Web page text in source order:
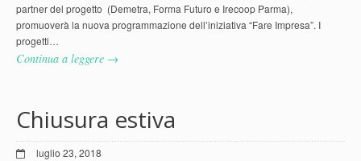
partner del progetto (Demetra, Forma Futuro e Irecoop Parma),
promuoverà la nuova programmazione dell’iniziativa “Fare Impresa”. I
progetti…
Continua a leggere →
Chiusura estiva
luglio 23, 2018